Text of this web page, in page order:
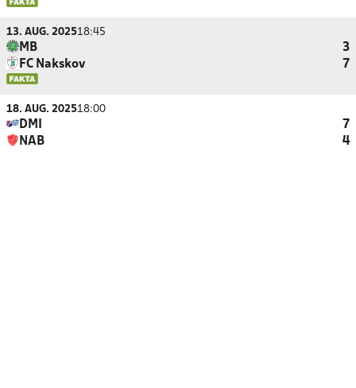
13. AUG. 202518:45
MB
3
FC Nakskov
7
18. AUG. 202518:00
DMI
7
NAB
4